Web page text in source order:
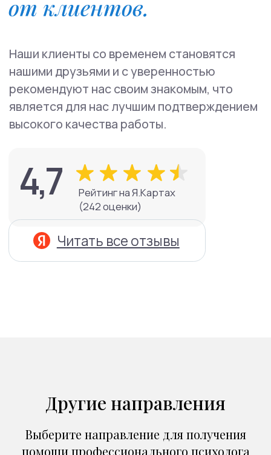
Другие направления
Выберите направление для получения
помощи профессионального психолога